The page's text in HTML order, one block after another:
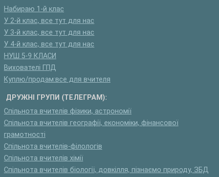
Набираю 1-й клас
У 2-й клас, все тут для нас
У 3-й клас, все тут для нас
У 4-й клас, все тут для нас
НУШ 5-9 КЛАСИ
Вихователі ГПД
Куплю/продам:все для вчителя
ДРУЖНІ ГРУПИ (ТЕЛЕГРАМ):
Спільнота вчителів фізики, астрономії
Спільнота вчителів географії, економіки, фінансової
грамотності
Спільнота вчителів-філологів
Спільнота вчителів хімії
Спільнота вчителів біології, довкілля, пізнаємо природу, ЗБД